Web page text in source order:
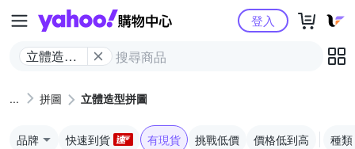
Yahoo購物中心
立體造型
登入
拼圖 立體造型拼圖
品牌 快速到貨 有現貨 挑戰低價 價格低到高 種類